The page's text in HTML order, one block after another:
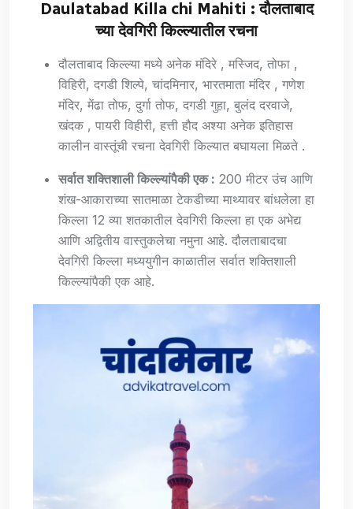
Daulatabad Killa chi Mahiti : दौलताबाद
च्या देवगिरी किल्ल्यातील रचना
दौलताबाद किल्ल्या मध्ये अनेक मंदिरे , मस्जिद, तोफा ,
विहिरी, दगडी शिल्पे, चांदमिनार, भारतमाता मंदिर , गणेश
मंदिर, मेंढा तोफ, दुर्गा तोफ, दगडी गुहा, बुलंद दरवाजे,
खंदक , पायरी विहीरी, हत्ती हौद अश्या अनेक इतिहास
कालीन वास्तूंची रचना देवगिरी किल्यात बघायला मिळते .
सर्वात शक्तिशाली किल्ल्यांपैकी एक : 200 मीटर उंच आणि
शंख-आकाराच्या सातमाळा टेकडीच्या माथ्यावर बांधलेला हा
किल्ला 12 व्या शतकातील देवगिरी किल्ला हा एक अभेद्य
आणि अद्वितीय वास्तुकलेचा नमुना आहे. दौलताबादचा
देवगिरी किल्ला मध्ययुगीन काळातील सर्वात शक्तिशाली
किल्ल्यांपैकी एक आहे.